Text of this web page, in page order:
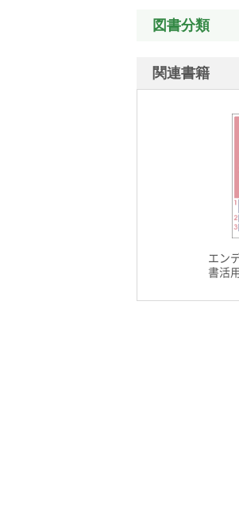
図書分類
関連書籍
エン
書活